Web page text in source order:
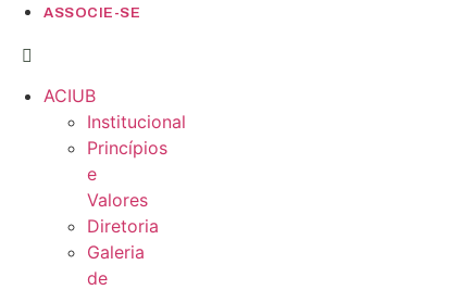
ASSOCIE-SE
ACIUB
Institucional
Princípios
e
Valores​
Diretoria
Galeria
de